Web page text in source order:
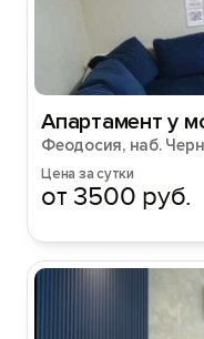
Апартамент у
Феодосия, наб.
Цена за сутки
от 3500 руб.